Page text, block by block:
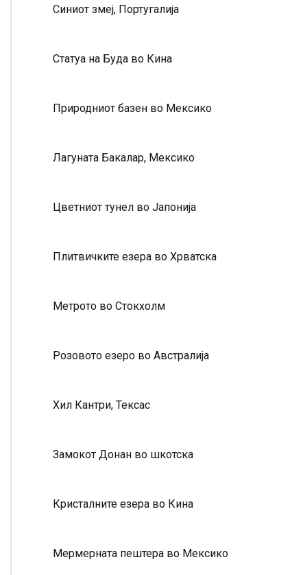
Синиот змеј, Португалија
Статуа на Буда во Кина
Природниот базен во Мексико
Лагуната Бакалар, Мексико
Цветниот тунел во Јапонија
Плитвичките езера во Хрватска
Метрото во Стокхолм
Розовото езеро во Австралија
Хил Кантри, Тексас
Замокот Донан во шкотска
Кристалните езера во Кина
Мермерната пештера во Мексико